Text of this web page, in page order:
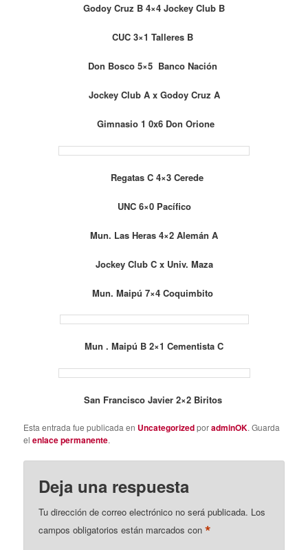
Godoy Cruz B 4×4 Jockey Club B
CUC 3×1 Talleres B
Don Bosco 5×5 Banco Nación
Jockey Club A x Godoy Cruz A
Gimnasio 1 0x6 Don Orione
Regatas C 4×3 Cerede
UNC 6×0 Pacífico
Mun. Las Heras 4×2 Alemán A
Jockey Club C x Univ. Maza
Mun. Maipú 7×4 Coquimbito
Mun . Maipú B 2×1 Cementista C
San Francisco Javier 2×2 Biritos
Esta entrada fue publicada en UncategorizedporadminOK. Guarda
elenlace permanente.
Deja una respuesta
Tu dirección de correo electrónico no será publicada. Los
campos obligatorios están marcados con*